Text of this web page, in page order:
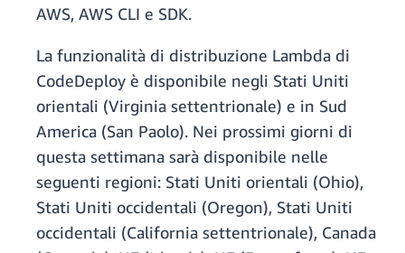
AWS, AWS CLI e SDK.
La funzionalità di distribuzione Lambda di
CodeDeploy è disponibile negli Stati Uniti
orientali (Virginia settentrionale) e in Sud
America (San Paolo). Nei prossimi giorni di
questa settimana sarà disponibile nelle
seguenti regioni: Stati Uniti orientali (Ohio),
Stati Uniti occidentali (Oregon), Stati Uniti
occidentali (California settentrionale), Canada